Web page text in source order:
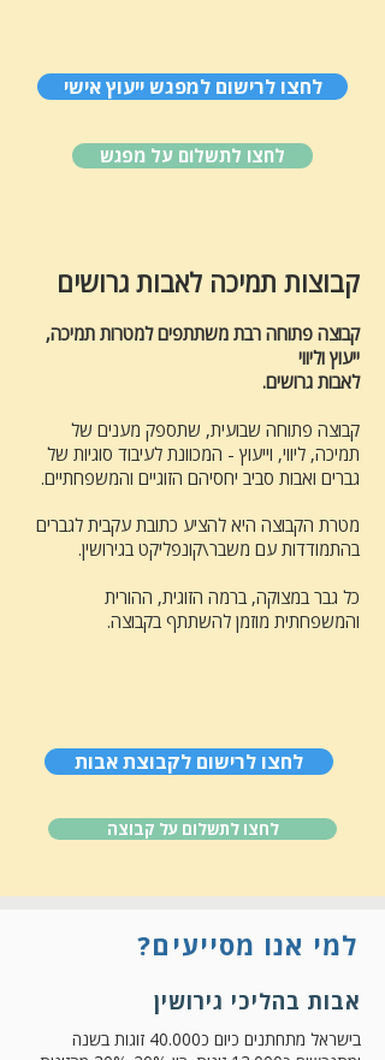
לחצו לרישום למפגש ייעוץ אישי
לחצו לתשלום על מפגש
קבוצות תמיכה לאבות גרושים
קבוצה פתוחה רבת משתתפים למטרות תמיכה,
ייעוץ וליווי
לאבות גרושים.
קבוצה פתוחה שבועית, שתספק מענים של
תמיכה, ליווי, וייעוץ - המכוונת לעיבוד סוגיות של
גברים ואבות סביב יחסיהם הזוגיים והמשפחתיים.
מטרת הקבוצה היא להציע כתובת עקבית לגברים
בהתמודדות עם משבר\קונפליקט בגירושין.
כל גבר במצוקה, ברמה הזוגית, ההורית
והמשפחתית מוזמן להשתתף בקבוצה.
לחצו לרישום לקבוצת אבות
לחצו לתשלום על קבוצה
למי אנו מסייעים?
אבות בהליכי גירושין
בישראל מתחתנים כיום כ40.000 זוגות בשנה